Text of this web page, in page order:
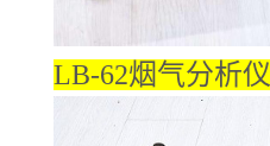
LB-62烟气分析仪